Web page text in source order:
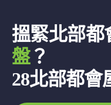
搵緊北部都
盤？
28北部都會